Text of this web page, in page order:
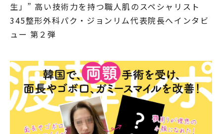
生」” 高い技術力を持つ職人肌のスペシャリスト
345整形外科パク・ジョンリム代表院長へインタビ
ュー 第２弾